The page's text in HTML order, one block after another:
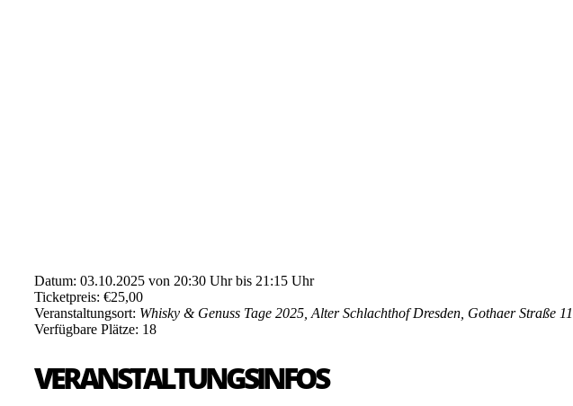
Datum: 03.10.2025 von 20:30 Uhr bis 21:15 Uhr
Ticketpreis: €25,00
Veranstaltungsort: Whisky & Genuss Tage 2025, Alter Schlachthof Dresden, Gothaer Straße 11
Verfügbare Plätze: 18
VERANSTALTUNGSINFOS